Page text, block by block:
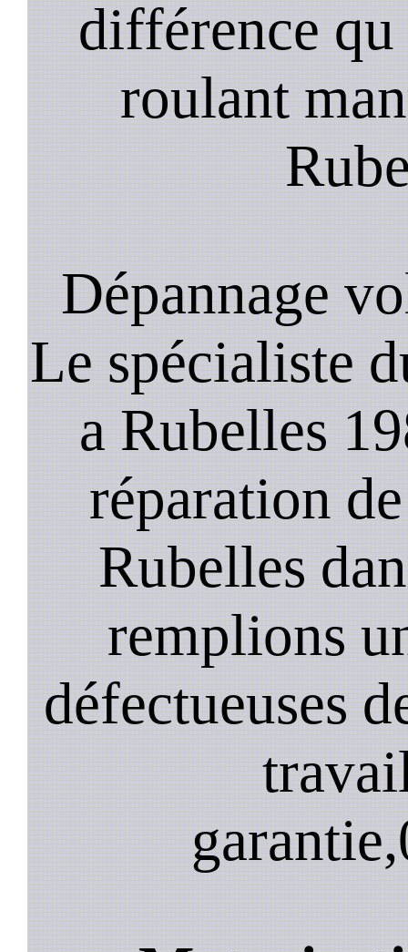
différence
roulant
Dépannage
Le spécialiste
a Rubelles
réparation
Rubelles
remplions
défectueuses
garantie,